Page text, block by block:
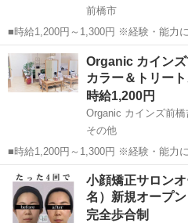
前橋市
■時給1,200円～1,300円 ※経験・能力
1,100円～ ■Organic カインズ前橋小
152 ■パート ■【Organicカイン
群馬 前橋市
Organic カイン
カラー＆トリー
時給1,200円
Organic カインズ前橋
その他
■時給1,200円～1,300円 ※経験・能力
1,100円～ ■Organic カインズ前橋吉
久保821 ■パート ■【Organic
群馬 その他 美容師
小顔矯正サロン
名）新規オープ
完全歩合制